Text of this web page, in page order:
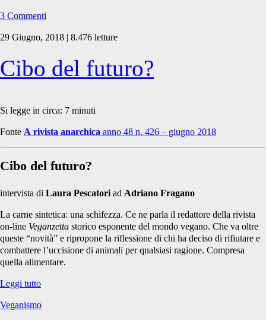
3 Commenti
29 Giugno, 2018 | 8.476 letture
Cibo del futuro?
Si legge in circa: 7 minuti
Fonte A rivista anarchica anno 48 n. 426 – giugno 2018
Cibo del futuro?
intervista di Laura Pescatori ad Adriano Fragano
La carne sintetica: una schifezza. Ce ne parla il redattore della rivista
on-line Veganzetta storico esponente del mondo vegano. Che va oltre
queste “novità” e ripropone la riflessione di chi ha deciso di rifiutare e
combattere l’uccisione di animali per qualsiasi ragione. Compresa
quella alimentare.
Leggi tuttoCibo
futuro?
Veganismo